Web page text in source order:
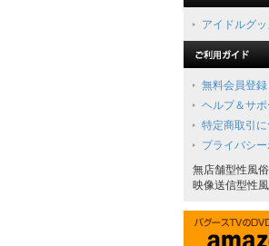
アイドルグ
無料会員登録
ヘルプ＆サポ
特定商取引
プライバシ
無店舗型性風
映像送信型性